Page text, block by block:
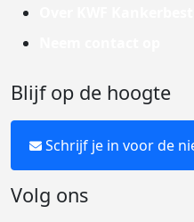
Blijf op de hoogte
Schrijf je in voor de
Volg ons